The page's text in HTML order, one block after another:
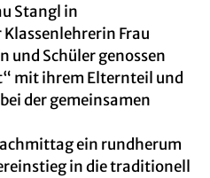
Stangl in
Frau
und Schüler genossen
mit ihrem Elternteil und
der gemeinsamen
ein rundherum
in die traditionell